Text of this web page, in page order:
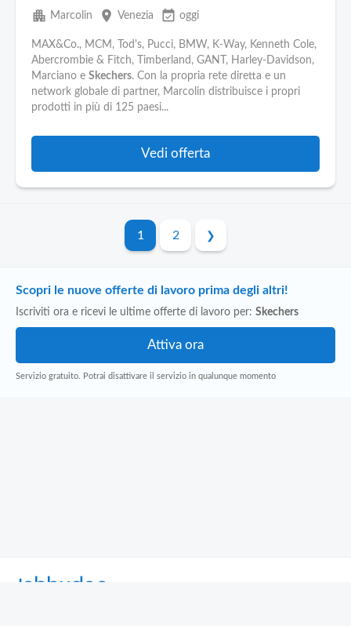
apartment Marcolin place Venezia event_available oggi
MAX&Co., MCM, Tod's, Pucci, BMW, K-Way, Kenneth Cole,
Abercrombie & Fitch, Timberland, GANT, Harley-Davidson,
Marciano e Skechers. Con la propria rete diretta e un
network globale di partner, Marcolin distribuisce i propri
prodotti in più di 125 paesi...
Vedi offerta
1 2
Scopri le nuove offerte di lavoro prima degli altri!
Iscriviti ora e ricevi le ultime offerte di lavoro per: Skechers
Servizio gratuito. Potrai disattivare il servizio in qualunque momento
Jobbydoo